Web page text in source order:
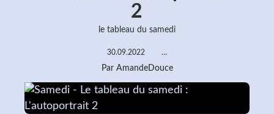
2
le tableau du samedi
30.09.2022 …
Par AmandeDouce